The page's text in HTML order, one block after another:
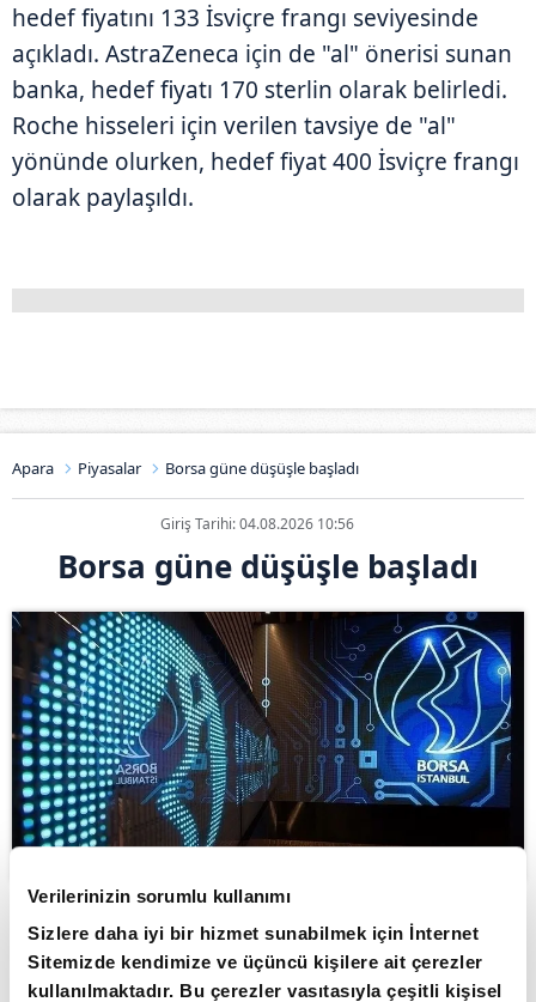
Verilerinizin sorumlu kullanımı
Sizlere daha iyi bir hizmet sunabilmek için İnternet
Sitemizde kendimize ve üçüncü kişilere ait çerezler
kullanılmaktadır. Bu çerezler vasıtasıyla çeşitli kişisel
hedef fiyatını 133 İsviçre frangı seviyesinde
açıkladı. AstraZeneca için de "al" önerisi sunan
banka, hedef fiyatı 170 sterlin olarak belirledi.
Roche hisseleri için verilen tavsiye de "al"
yönünde olurken, hedef fiyat 400 İsviçre frangı
olarak paylaşıldı.
Apara Piyasalar Borsa güne düşüşle başladı
Giriş Tarihi: 04.08.2026 10:56
Borsa güne düşüşle başladı
ABONE OL
Borsa İstanbul'da BIST 100 endeksi,